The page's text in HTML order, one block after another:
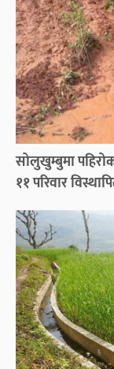
सोलुखुम्बुमा
११ परिवार